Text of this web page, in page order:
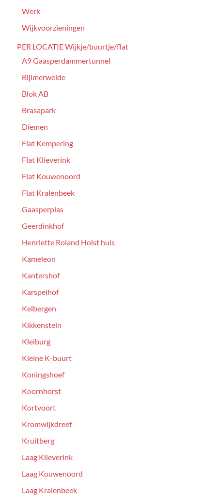
Werk
Wijkvoorzieningen
PER LOCATIE Wijkje/buurtje/flat
A9 Gaasperdammertunnel
Bijlmerweide
Blok AB
Brasapark
Diemen
Flat Kempering
Flat Klieverink
Flat Kouwenoord
Flat Kralenbeek
Gaasperplas
Geerdinkhof
Henriette Roland Holst huis
Kameleon
Kantershof
Karspelhof
Kelbergen
Kikkenstein
Kleiburg
Kleine K-buurt
Koningshoef
Koornhorst
Kortvoort
Kromwijkdreef
Kruitberg
Laag Klieverink
Laag Kouwenoord
Laag Kralenbeek